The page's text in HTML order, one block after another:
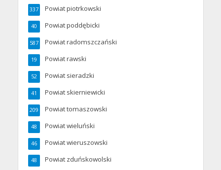
Powiat piotrkowski
337
Powiat poddębicki
40
Powiat radomszczański
587
Powiat rawski
19
Powiat sieradzki
52
Powiat skierniewicki
41
Powiat tomaszowski
209
Powiat wieluński
48
Powiat wieruszowski
46
Powiat zduńskowolski
48